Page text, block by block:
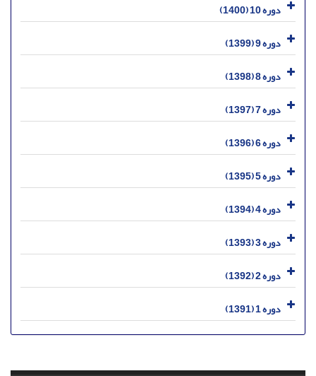
دوره 10 (1400)
دوره 9 (1399)
دوره 8 (1398)
دوره 7 (1397)
دوره 6 (1396)
دوره 5 (1395)
دوره 4 (1394)
دوره 3 (1393)
دوره 2 (1392)
دوره 1 (1391)